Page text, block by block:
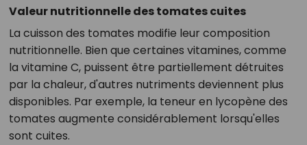
Valeur nutritionnelle des tomates cuites
La cuisson des tomates modifie leur composition
nutritionnelle. Bien que certaines vitamines, comme
la vitamine C, puissent être partiellement détruites
par la chaleur, d'autres nutriments deviennent plus
disponibles. Par exemple, la teneur en lycopène des
tomates augmente considérablement lorsqu'elles
sont cuites.